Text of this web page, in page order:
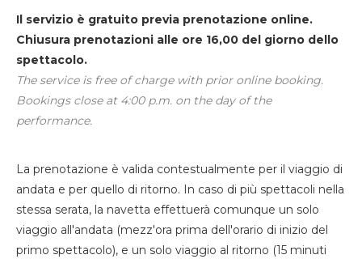
Il servizio è gratuito previa prenotazione online.
Chiusura prenotazioni alle ore 16,00 del giorno dello
spettacolo.
The service is free of charge with prior online booking.
Bookings close at 4:00 p.m. on the day of the
performance.
La prenotazione è valida contestualmente per il viaggio di
andata e per quello di ritorno. In caso di più spettacoli nella
stessa serata, la navetta effettuerà comunque un solo
viaggio all'andata (mezz'ora prima dell'orario di inizio del
primo spettacolo), e un solo viaggio al ritorno (15 minuti